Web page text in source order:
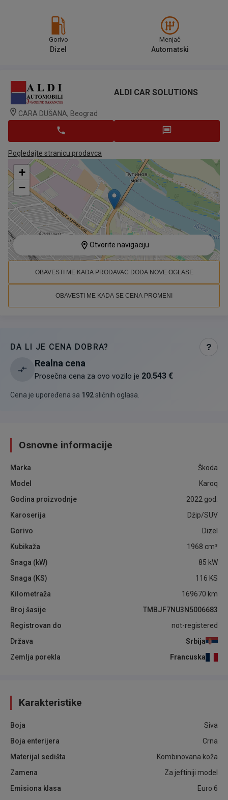
Gorivo
Dizel
Menjač
Automatski
ALDI CAR SOLUTIONS
CARA DUŠANA, Beograd
Pogledajte stranicu prodavca
+
−
Otvorite navigaciju
OBAVESTI ME KADA PRODAVAC DODA NOVE OGLASE
OBAVESTI ME KADA SE CENA PROMENI
DA LI JE CENA DOBRA? ?
Realna cena
Prosečna cena za ovo vozilo je 20.543 €
Cena je upoređena sa 192sličnih oglasa
Osnovne informacije
Marka
Škoda
Model
Karoq
Godina proizvodnje
2022 god.
Karoserija
Džip/SUV
Gorivo
Dizel
Kubikaža
1968 cm³
Snaga (kW)
85 kW
Snaga (KS)
116 KS
Kilometraža
169670 km
Broj šasije
TMBJF7NU3N5006683
Registrovan do
not-registered
Država
Srbija
Zemlja porekla
Francuska
Karakteristike
Boja
Siva
Boja enterijera
Crna
Materijal sedišta
Kombinovana koža
Zamena
Za jeftiniji model
Emisiona klasa
Euro 6